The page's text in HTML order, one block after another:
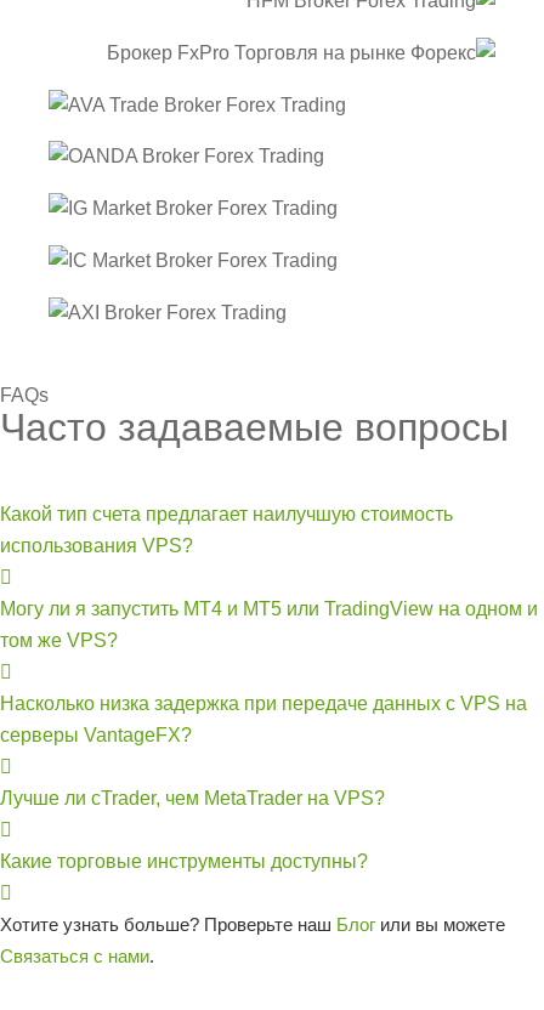
FAQs
Часто задаваемые вопросы
Какой тип счета предлагает наилучшую стоимость
использования VPS?
Могу ли я запустить MT4 и MT5 или TradingView на одном и
том же VPS?
Насколько низка задержка при передаче данных с VPS на
серверы VantageFX?
Лучше ли cTrader, чем MetaTrader на VPS?
Какие торговые инструменты доступны?
Хотите узнать больше? Проверьте наш Блог или вы можете
Связаться с нами.